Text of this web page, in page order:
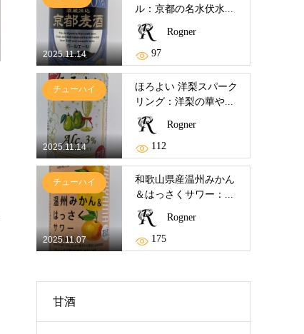
2025.11.14
ル：京都の名水伏水...
Rogner
97
2025.11.14
チューハイ
ほろよい 洋梨スパーク
リング：洋梨の華や...
Rogner
112
2025.11.07
チューハイ
和歌山県産温州みかん
＆はっさくサワー：...
Rogner
175
甘酒